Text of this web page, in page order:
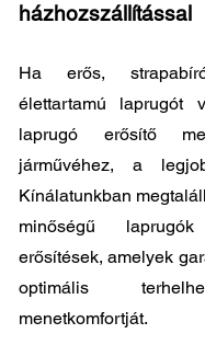
házhozszállítással
Ha erős,
élettartamú laprugót
laprugó erősítő
járművéhez, a
Kínálatunkban
minőségű
erősítések, amelyek
optimális
menetkomfortját.